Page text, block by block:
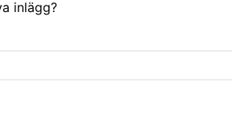
inlägg?